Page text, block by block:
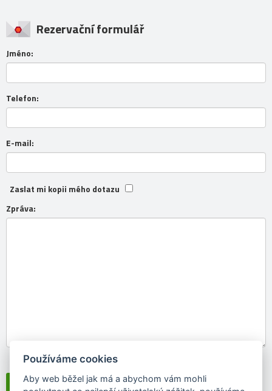
Rezervační formulář
Jméno:
Telefon:
E-mail:
Zaslat mi kopii mého dotazu
Zpráva:
Souhlasím sezpracováním osobních údajů
Používáme cookies
Aby web běžel jak má a abychom vám mohli